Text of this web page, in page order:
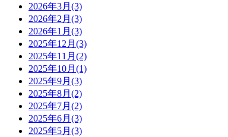
2026年3月(3)
2026年2月(3)
2026年1月(3)
2025年12月(3)
2025年11月(2)
2025年10月(1)
2025年9月(3)
2025年8月(2)
2025年7月(2)
2025年6月(3)
2025年5月(3)